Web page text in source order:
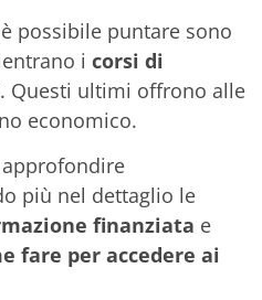
possibile puntare sono
i corsi di
. Questi ultimi offrono alle
economico.
più nel dettaglio le
finanziata e
fare per accedere ai